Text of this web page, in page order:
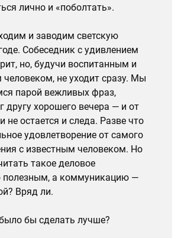
лично и «поболтать».
и заводим светскую
Собеседник с удивлением
но, будучи воспитанным и
человеком, не уходит сразу. Мы
парой вежливых фраз,
другу хорошего вечера — и от
не остается и следа. Разве что
удовлетворение от самого
с известным человеком. Но
такое деловое
полезным, а коммуникацию —
Вряд ли.
бы сделать лучше?